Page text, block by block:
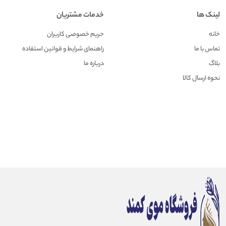
لینک ها
خانه
تماس با ما
بلاگ
نحوه ارسال کالا
خدمات مشتریان
حریم خصوصی کاربران
راهنمای شرایط و قوانین استفاده
درباره ما